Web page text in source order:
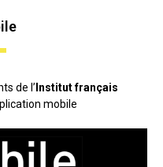
de l’ Institut français
mobile